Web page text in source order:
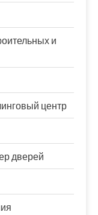
и
центр
дверей